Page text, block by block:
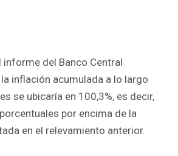
del Banco Central
inflación acumulada a lo largo
se ubicaría en 100,3%, es decir,
por encima de la
en el relevamiento anterior.